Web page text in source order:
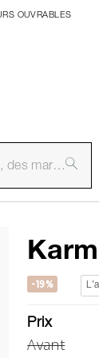
OUVRABLES
-19%
Prix
Avant